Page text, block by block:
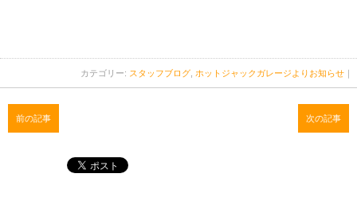
カテゴリー: スタッフブログ ホットジャックガレージよりお知らせ ｜
前の記事 次の記事